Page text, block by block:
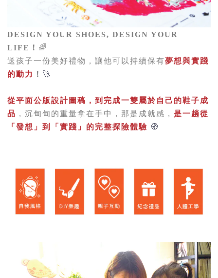
DESIGN YOUR SHOES, DESIGN YOUR
LIFE！ 🌈
送孩子一份美好禮物，讓他可以持續保有夢想與實踐
的動力 ！ 🚀
從平面公版設計圖稿，到完成一雙屬於自己的鞋子成
品 ， 沉甸甸的重量拿在手中，那是成就感， 是一趟從
「發想」到「實踐」的完整探險體驗 🧭